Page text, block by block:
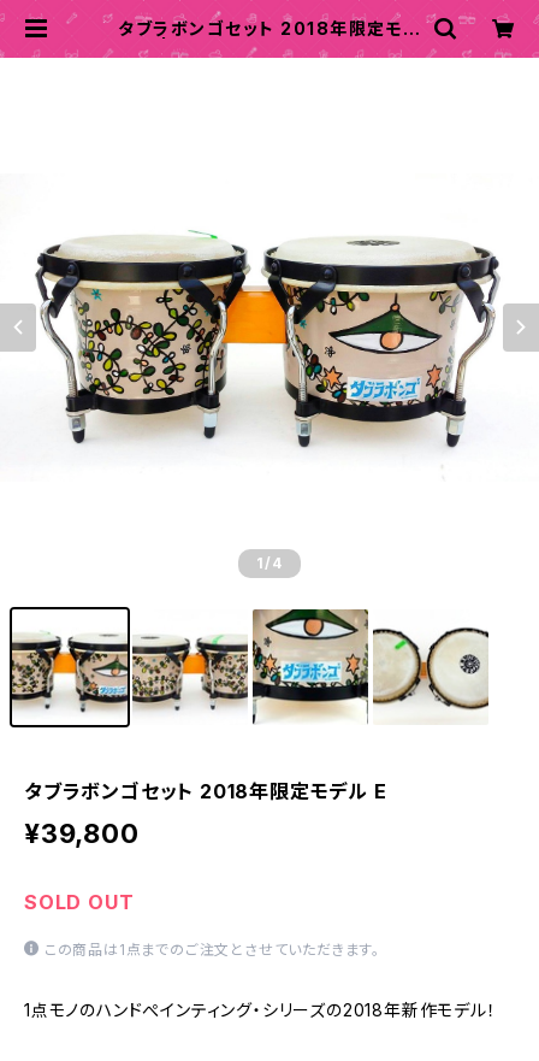
タブラボンゴセット 2018年限定モデ
ル E | ASA-CHANG印の『タブラボ
1 /4
タブラボンゴセット 2018年限定モデル E
¥39,800
SOLD OUT
この商品は1点までのご注文とさせていただきます。
1点モノのハンドぺインティング・シリーズの2018年新作モデル！